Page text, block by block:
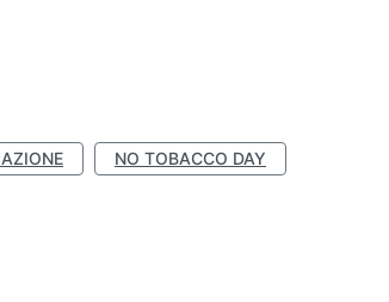
NO TOBACCO DAY